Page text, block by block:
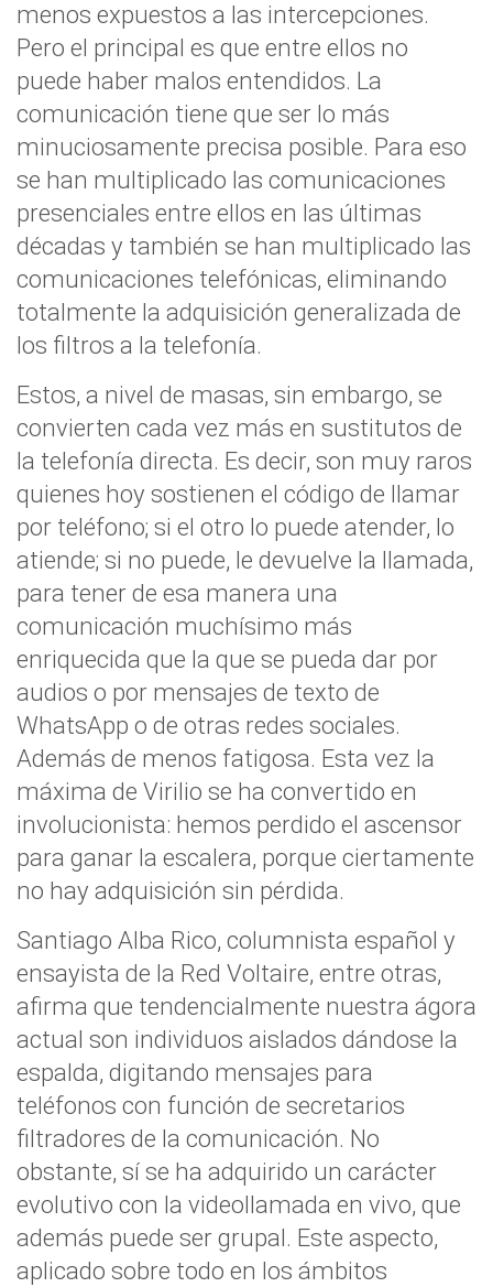
menos expuestos a las intercepciones.
Pero el principal es que entre ellos no
puede haber malos entendidos. La
comunicación tiene que ser lo más
minuciosamente precisa posible. Para eso
se han multiplicado las comunicaciones
presenciales entre ellos en las últimas
décadas y también se han multiplicado las
comunicaciones telefónicas, eliminando
totalmente la adquisición generalizada de
los filtros a la telefonía.
Estos, a nivel de masas, sin embargo, se
convierten cada vez más en sustitutos de
la telefonía directa. Es decir, son muy raros
quienes hoy sostienen el código de llamar
por teléfono; si el otro lo puede atender, lo
atiende; si no puede, le devuelve la llamada,
para tener de esa manera una
comunicación muchísimo más
enriquecida que la que se pueda dar por
audios o por mensajes de texto de
WhatsApp o de otras redes sociales.
Además de menos fatigosa. Esta vez la
máxima de Virilio se ha convertido en
involucionista: hemos perdido el ascensor
para ganar la escalera, porque ciertamente
no hay adquisición sin pérdida.
Santiago Alba Rico, columnista español y
ensayista de la Red Voltaire, entre otras,
afirma que tendencialmente nuestra ágora
actual son individuos aislados dándose la
espalda, digitando mensajes para
teléfonos con función de secretarios
filtradores de la comunicación. No
obstante, sí se ha adquirido un carácter
evolutivo con la videollamada en vivo, que
además puede ser grupal. Este aspecto,
aplicado sobre todo en los ámbitos